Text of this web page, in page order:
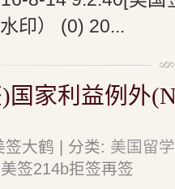
印） (0) 20...
国家利益例外
签大鹤 | 分类: 美国留
签214b拒签再签